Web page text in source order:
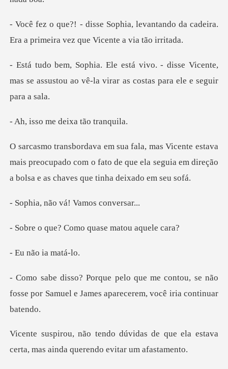
levantando da cadeira.
Era a primeir
disse Vicente,
mas se assustou ao vê-la vi
me deixa tã
a
mais preocupado com o fato de que ela seguia em dire
o vá! Vamos
Como quase ma
ão ia
ontou, se não
fosse por Samuel e James
s de que ela estava
certa, mas ain